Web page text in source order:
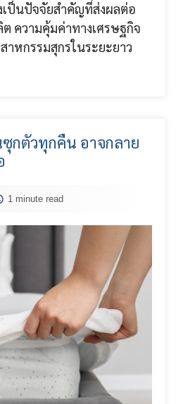
ป็นปัจจัยสำคัญที่ส่งผลต่อ
ความคุ้มค่าทางเศรษฐกิจ
าหกรรมสุกรในระยะยาว
กตัวทุกคืน อาจกลาย
1 minute read